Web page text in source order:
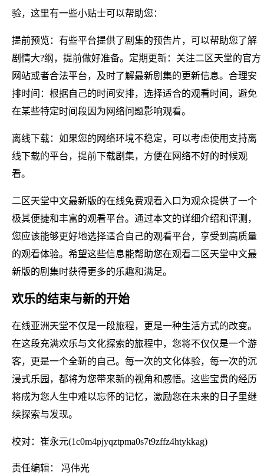
验，这里有一些小贴士可以帮助您：
提前预览：有些平台提供了剧集的预告片，可以帮助您了解
剧情大?纲，提前做好准备。定期更新：关注二区天堂的官方
网站或者合法平台，及时了解最新剧集的更新信息。合理安
排时间：根据自己的时间安排，选择适合的观看时间，避免
在某些特定时间段因为网络问题影响观看。
离线下载：如果您的网络环境不稳定，可以考虑使用支持离
线下载的平台，提前下载剧集，方便在网络不好的时候观
看。
二区天堂中文最新版的在线免费观看入口为观众提供了一个
极其便捷和丰富的观看平台。通过本文的详细介绍和评测，
您应该能够更好地选择适合自己的观看平台，享受到高质量
的观看体验。希望这些信息能帮助您在观看二区天堂中文最
新版的剧集时获得更多的乐趣和满足。
欢乐的结束与新的开始
在线亚洲天堂不仅是一段旅程，更是一种生活方式的改变。
在这段充满欢乐与文化探索的旅程中，您将不仅仅是一个游
客，更是一个全新的自己。每一次的文化体验，每一次的沉
浸式乐园，都将为您带来新的视角和感悟。这些宝贵的经历
将成为您人生中难以忘怀的记忆，激励您在未来的日子里继
续探索与发现。
校对：崔永元(1c0m4pjyqztpma0s7t9zffz4htykkag)
责任编辑： 冯伟光